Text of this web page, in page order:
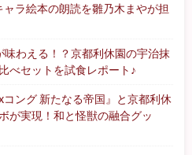
ャラ絵本の朗読を雛乃木まやが担
味わえる！？京都利休園の宇治抹
べセットを試食レポート♪
コング 新たなる帝国』と京都利休
が実現！和と怪獣の融合グッ